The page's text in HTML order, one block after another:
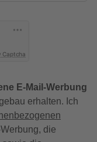
Captcha
E-Mail-Werbung
erhalten. Ich
die